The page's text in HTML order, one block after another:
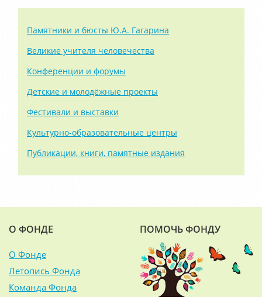
Памятники и бюсты Ю.А. Гагарина
Великие учителя человечества
Конференции и форумы
Детские и молодёжные проекты
Фестивали и выставки
Культурно-образовательные центры
Публикации, книги, памятные издания
О ФОНДЕ
О Фонде
Летопись Фонда
Команда Фонда
ПОМОЧЬ ФОНДУ